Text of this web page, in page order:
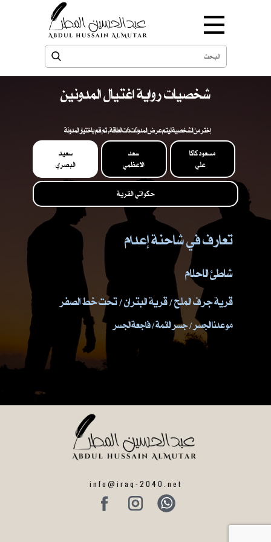
شخصيات رواية اغتيال المدونين
إختر من الشخصية ليتم عرض المدونات ذات العلاقة , ثم قم باختيار المدونة
سعيد
البصري
سعد
الاعظمي
مسعود كاكا
علي
حكواتي القرية
تعارف في شاحنة إعدام
شاطئ الاحلام
قرية جرف الملح / قرية البتران / تحت خط الصفر
موعدنا الجسر / جسر الائمة / فاجعة الجسر
info@iraq-2040.net